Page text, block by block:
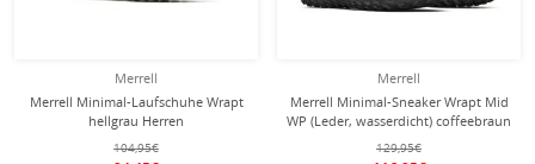
Merrell
Merrell Minimal-Laufschuhe Wrapt
hellgrau Herren
104,95€
Merrell
Merrell Minimal-Sneaker Wrapt Mid
WP (Leder, wasserdicht) coffeebraun
Herren
129,95€